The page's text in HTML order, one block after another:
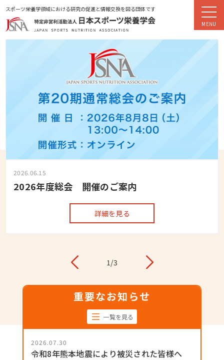
スポーツ栄養学領域における研究の促進と情報交換を図る団体です
案内
2026年度（R8年度） 『
2 /3
重要なお知らせ
一覧を見る
2026.07.30
令和8年熊本地震により被災された皆様へ